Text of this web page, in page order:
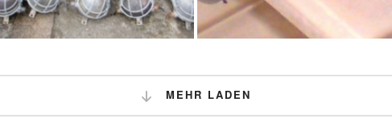
BUNKERLAMPE, OVAL
Lampen & Laternen
120 CM X 30 CM X 15 CM
MEHR LADEN